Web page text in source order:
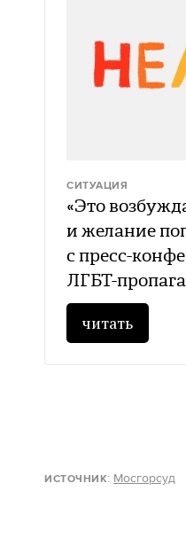
СИТУАЦИЯ
«Это
и желание
с пресс-
ЛГБТ-
читать
ИСТОЧНИК: Мосгорсуд